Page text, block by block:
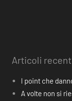
Articoli
I point che
A volte non si